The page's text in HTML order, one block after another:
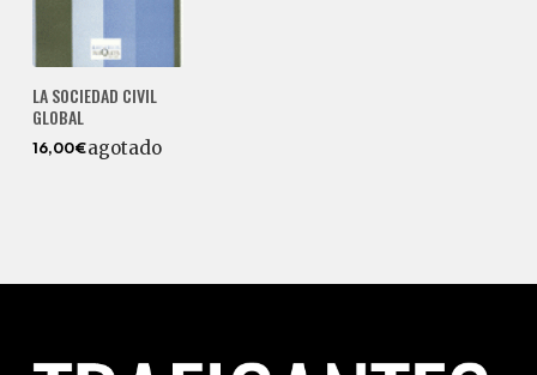
LA SOCIEDAD CIVIL
GLOBAL
16,00€agotado